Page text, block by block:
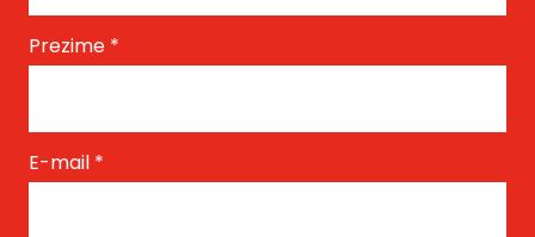
Prezime *
E-mail *